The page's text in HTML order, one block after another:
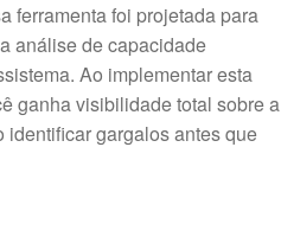
ferramenta foi projetada para
análise de capacidade
Ao implementar esta
ganha visibilidade total sobre a
gargalos antes que